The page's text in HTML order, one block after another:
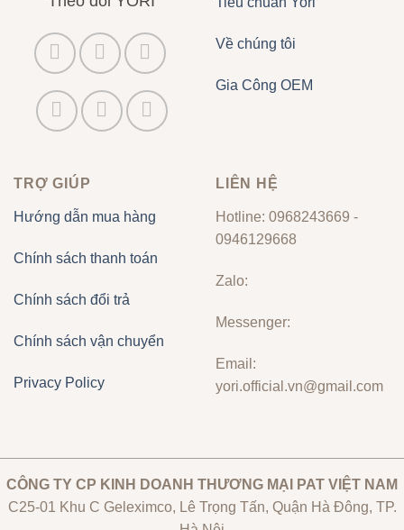
Về chúng tôi
Gia Công OEM
TRỢ GIÚP
Hướng dẫn mua hàng
Chính sách thanh toán
Chính sách đổi trả
Chính sách vận chuyển
Privacy Policy
LIÊN HỆ
Hotline: 0968243669 -
0946129668
Zalo:
Messenger:
Email:
yori.official.vn@gmail.com
CÔNG TY CP KINH DOANH THƯƠNG MẠI PAT VIỆT NAM
C25-01 Khu C Geleximco, Lê Trọng Tấn, Quận Hà Đông, TP.